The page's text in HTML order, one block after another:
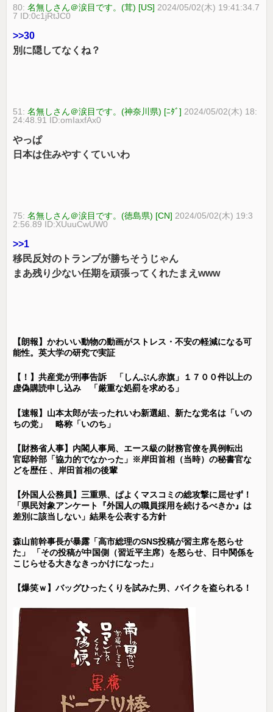
80:名無しさん＠涙目です。(茸) [US] 2024/05/02(木) 19:41:34.7
7 ID:0c1jRtJC0
>>30
別に隠してなくね？
51:名無しさん＠涙目です。(神奈川県) [ﾆﾀﾞ] 2024/05/02(木) 18:
24:48.91 ID:omIaxfAx0
やっぱ
日本は住みやすくていいわ
75:名無しさん＠涙目です。(徳島県) [CN] 2024/05/02(木) 19:3
2:56.89 ID:XUuuCwUW0
>>1
移民反対のトランプが勝ちそうじゃん
まあ残り少ない任期を頑張ってくれたまえwww
【朗報】かわいい動物の動画がストレス・不安の軽減になる可
能性。英大学の研究で実証
【！】共産党が刑事告訴 「しんぶん赤旗」１７００件以上の
虚偽購読申し込み 「厳重な処罰を求める」
【速報】山本太郎が去ったれいわ新選組、新たな党名は「いの
ちの党」 略称「いのち」
【財務省人事】内閣人事局、エース級の財務官僚を異例転出
官邸幹部「協力的でなかった」※岸田首相（当時）の秘書官な
どを歴任 、岸田首相の後輩
【外国人公務員】三重県、ぱよくマスコミの総攻撃に屈せず！
「県民対象アンケート『外国人の職員採用を続けるべきか』は
差別に該当しない」結果を公表する方針
森山前幹事長が暴露「高市総理のSNS投稿が習主席を怒らせ
た」 「その投稿が中国側（習近平主席）を怒らせ、日中関係を
こじらせる大きなきっかけになった」
【爆笑ｗ】バッグひったくりを試みた男、バイクを盗られる！